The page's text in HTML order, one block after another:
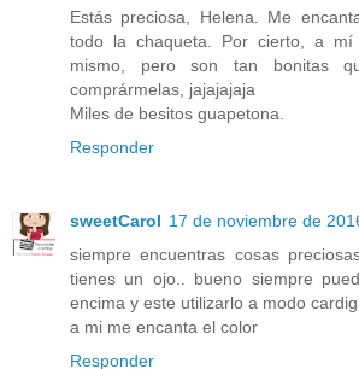
Estás preciosa, Helena. Me
todo la chaqueta. Por cierto, a
mismo, pero son tan bonitas
comprármelas, jajajajaja
Miles de besitos guapetona.
Responder
sweetCarol 17 de noviembre de
siempre encuentras cosas
tienes un ojo.. bueno siempre
encima y este utilizarlo a modo
a mi me encanta el color
Responder